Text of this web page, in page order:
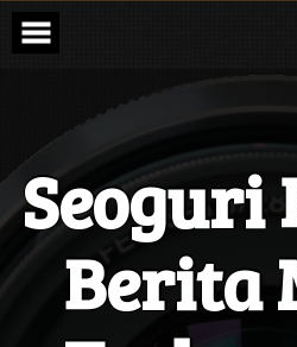
Skip
content
Seoguri
Berita